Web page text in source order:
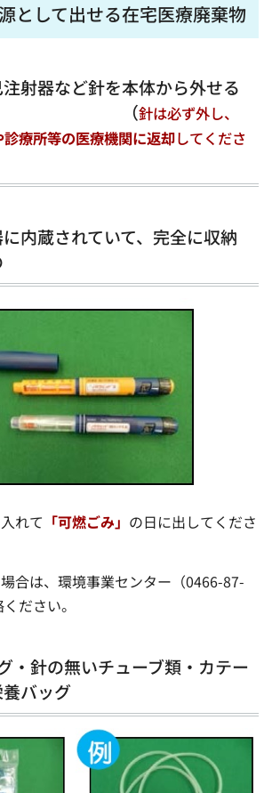
として出せる在宅医療廃棄物
射器など針を本体から外せる
（針は必ず外し、
療所等の医療機関に返却してくださ
内蔵されていて、完全に収納
れて 「可燃ごみ」 の日に出してくださ
合は、環境事業センター（0466-87-
ださい。
・針の無いチューブ類・カテー
バッグ